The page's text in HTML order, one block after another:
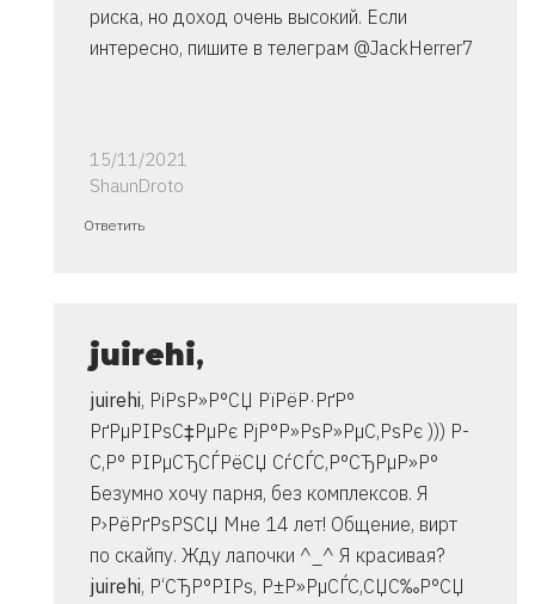
риска, но доход очень высокий. Если
интересно, пишите в телеграм @JackHerrer7
15/11/2021
ShaunDroto
Ответ
очень
от
Владимир
Ответить
juirehi,
juirehi, РіРѕР»Р°СЏ РїРёР·РґР°
РґРµРІРѕС‡РµРє РјР°Р»РѕР»РµС‚РѕРє ))) Р­
С‚Р° РІРµСЂСЃРёСЏ СѓСЃС‚Р°СЂРµР»Р°
Безумно хочу парня, без комплексов. Я
Р›РёРґРѕРЅСЏ Мне 14 лет! Общение, вирт
по скайпу. Жду лапочки ^_^ Я красивая?
juirehi, Р‘СЂР°РІРѕ, Р±Р»РµСЃС‚СЏС‰Р°СЏ